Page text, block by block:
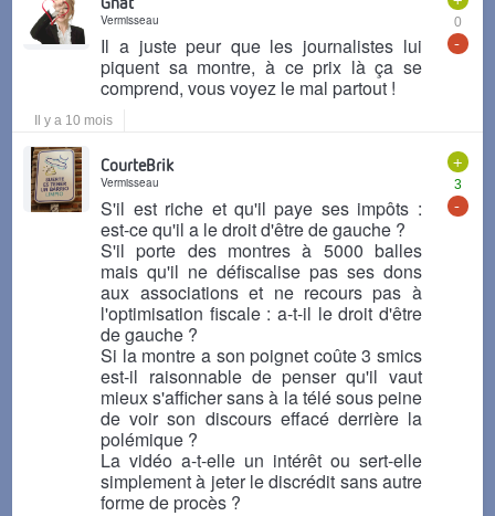
0
-
Vermisseau
Il a juste peur que les journalistes lui
piquent sa montre, à ce prix là ça se
comprend, vous voyez le mal partout !
Il y a 10 mois
+
3
-
CourteBrik
Vermisseau
S'il est riche et qu'il paye ses impôts :
est-ce qu'il a le droit d'être de gauche ?
S'il porte des montres à 5000 balles
mais qu'il ne défiscalise pas ses dons
aux associations et ne recours pas à
l'optimisation fiscale : a-t-il le droit d'être
de gauche ?
Si la montre a son poignet coûte 3 smics
est-il raisonnable de penser qu'il vaut
mieux s'afficher sans à la télé sous peine
de voir son discours effacé derrière la
polémique ?
La vidéo a-t-elle un intérêt ou sert-elle
simplement à jeter le discrédit sans autre
forme de procès ?